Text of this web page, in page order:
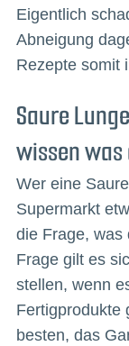
Eigentlich
Abneigung
Rezepte somit
Saure
wissen
Wer eine
Supermarkt
die Frage, was
Frage gilt es
stellen, wenn
Fertigprodukte
besten, das